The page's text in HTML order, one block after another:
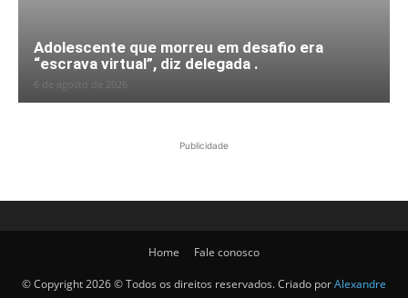
Adolescente que morreu em desafio era
“escrava virtual”, diz delegada .
6 de agosto de 2026
Publicidade
Home Fale conosco
© Copyright 2026 © Todos os direitos reservados. Criado porAlexandre